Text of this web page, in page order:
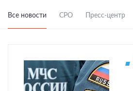
Все новости СРО Пресс-центр